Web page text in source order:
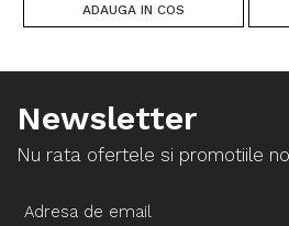
ADAUGA IN COS
Newsletter
Nu rata ofertele si promotiile